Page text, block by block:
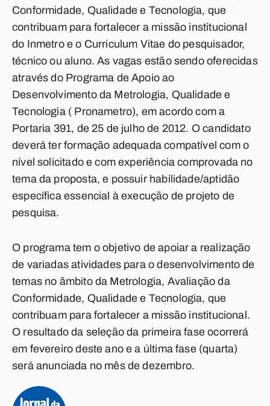
Conformidade, Qualidade e Tecnologia, que
contribuam para fortalecer a missão institucional
do Inmetro e o Curriculum Vitae do pesquisador,
técnico ou aluno. As vagas estão sendo oferecidas
através do Programa de Apoio ao
Desenvolvimento da Metrologia, Qualidade e
Tecnologia ( Pronametro), em acordo com a
Portaria 391, de 25 de julho de 2012. O candidato
deverá ter formação adequada compatível com o
nível solicitado e com experiência comprovada no
tema da proposta, e possuir habilidade/aptidão
específica essencial à execução de projeto de
pesquisa.
O programa tem o objetivo de apoiar a realização
de variadas atividades para o desenvolvimento de
temas no âmbito da Metrologia, Avaliação da
Conformidade, Qualidade e Tecnologia, que
contribuam para fortalecer a missão institucional.
O resultado da seleção da primeira fase ocorrerá
em fevereiro deste ano e a última fase (quarta)
será anunciada no mês de dezembro.